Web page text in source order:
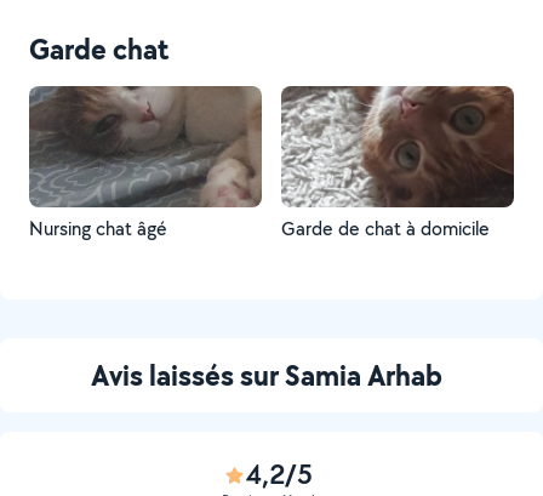
Garde chat
Nursing chat âgé Garde de chat à domicile
Avis laissés sur Samia Arhab
4,2/5